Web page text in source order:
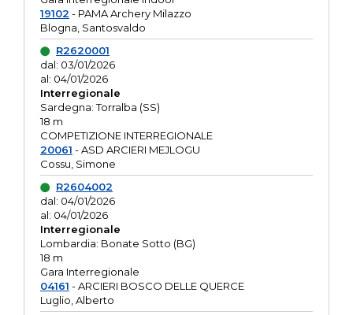
19102 - PAMA Archery Milazzo
Blogna, Santosvaldo
R2620001
dal: 03/01/2026
al: 04/01/2026
Interregionale
Sardegna: Torralba (SS)
18 m
COMPETIZIONE INTERREGIONALE
20061 - ASD ARCIERI MEJLOGU
Cossu, Simone
R2604002
dal: 04/01/2026
al: 04/01/2026
Interregionale
Lombardia: Bonate Sotto (BG)
18 m
Gara Interregionale
04161 - ARCIERI BOSCO DELLE QUERCE
Luglio, Alberto